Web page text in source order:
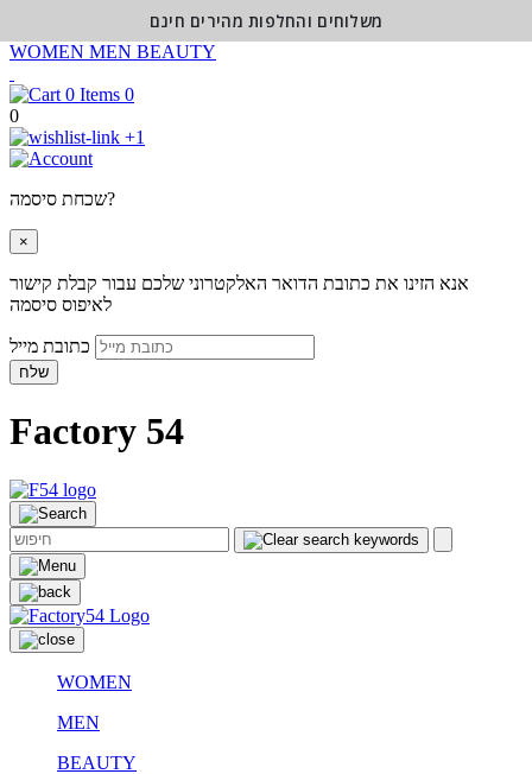
WOMEN MEN BEAUTY
0
0
+1
שכחת סיסמה?
×
אנא הזינו את כתובת הדואר האלקטרוני שלכם עבור קבלת קישור
לאיפוס סיסמה
שלח
Factory 54
WOMEN
MEN
BEAUTY
משלוחים והחלפות מהירים חינם